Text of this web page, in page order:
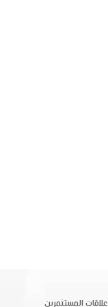
علاقات المستثمرين